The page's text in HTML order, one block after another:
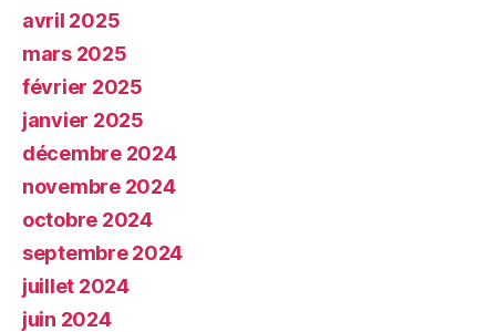
avril 2025
mars 2025
février 2025
janvier 2025
décembre 2024
novembre 2024
octobre 2024
septembre 2024
juillet 2024
juin 2024